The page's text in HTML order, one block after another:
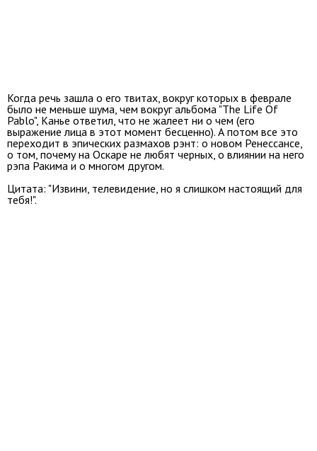
Когда речь зашла о его твитах, вокруг которых в феврале
было не меньше шума, чем вокруг альбома "The Life Of
Pablo", Канье ответил, что не жалеет ни о чем (его
выражение лица в этот момент бесценно). А потом все это
переходит в эпических размахов рэнт: о новом Ренессансе,
о том, почему на Оскаре не любят черных, о влиянии на него
рэпа Ракима и о многом другом.
Цитата: "Извини, телевидение, но я слишком настоящий для
тебя!".